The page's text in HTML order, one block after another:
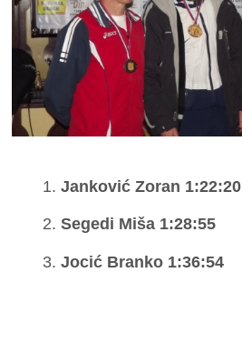
Janković Zoran 1:22:20
Segedi Miša 1:28:55
Jocić Branko 1:36:54